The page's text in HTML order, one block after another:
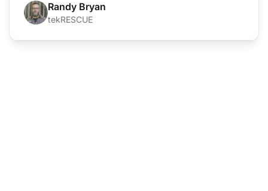
Randy Bryan
tekRESCUE